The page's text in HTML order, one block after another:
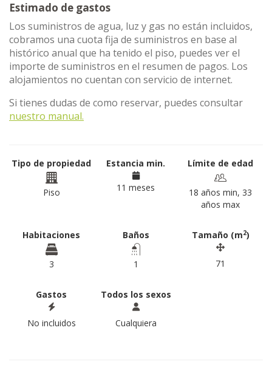
Estimado de gastos
Los suministros de agua, luz y gas no están incluidos,
cobramos una cuota fija de suministros en base al
histórico anual que ha tenido el piso, puedes ver el
importe de suministros en el resumen de pagos. Los
alojamientos no cuentan con servicio de internet.
Si tienes dudas de como reservar, puedes consultar
nuestro manual.
Tipo de propiedad
Piso
Estancia min.
11 meses
Límite de edad
18 años min, 33
años max
Habitaciones
3
Baños
1
Tamaño (m2)
71
Gastos
No incluidos
Todos los sexos
Cualquiera